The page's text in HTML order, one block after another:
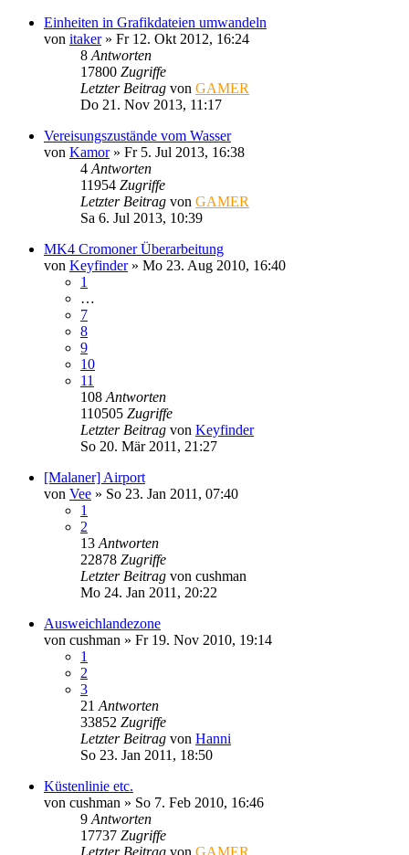
Einheiten in Grafikdateien umwandeln
von itaker» Fr 12. Okt 2012, 16:24
8 Antworten
17800 Zugriffe
Letzter Beitrag von GAMER
Do 21. Nov 2013, 11:17
Vereisungszustände vom Wasser
von Kamor» Fr 5. Jul 2013, 16:38
4 Antworten
11954 Zugriffe
Letzter Beitrag von GAMER
Sa 6. Jul 2013, 10:39
MK4 Cromoner Überarbeitung
von Keyfinder» Mo 23. Aug 2010, 16:40
1
…
7
8
9
10
11
108 Antworten
110505 Zugriffe
Letzter Beitrag von Keyfinder
So 20. Mär 2011, 21:27
[Malaner] Airport
von Vee » So 23. Jan 2011, 07:40
1
2
13 Antworten
22878 Zugriffe
Letzter Beitrag von cushman
Mo 24. Jan 2011, 20:22
Ausweichlandezone
von cushman » Fr 19. Nov 2010, 19:14
1
2
3
21 Antworten
33852 Zugriffe
Letzter Beitrag von Hanni
So 23. Jan 2011, 18:50
Küstenlinie etc.
von cushman » So 7. Feb 2010, 16:46
9 Antworten
17737 Zugriffe
Letzter Beitrag von GAMER